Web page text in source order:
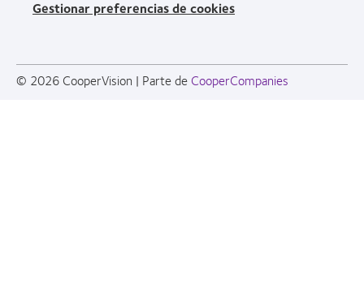
Gestionar preferencias de cookies
© 2026 CooperVision | Parte de CooperCompanies